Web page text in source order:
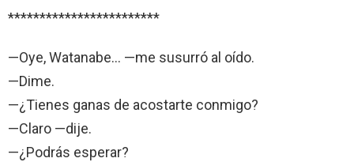
************************
—Oye, Watanabe… —me susurró al oído.
—Dime.
—¿Tienes ganas de acostarte conmigo?
—Claro —dije.
—¿Podrás esperar?